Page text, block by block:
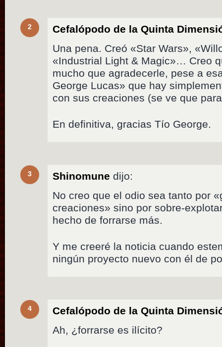
2
Cefalópodo de la Quinta
Una pena. Creó «Star Wars»,
«Industrial Light & Magic»… Creo
mucho que agradecerle, pese a
George Lucas» que hay
con sus creaciones (se ve que
En definitiva, gracias Tío George.
3 Shinomune dijo:
No creo que el odio sea tanto por
creaciones» sino por sobre-
hecho de forrarse más.
Y me creeré la noticia cuando
ningún proyecto nuevo con él de
4
Cefalópodo de la Quinta
Ah, ¿forrarse es ilícito?